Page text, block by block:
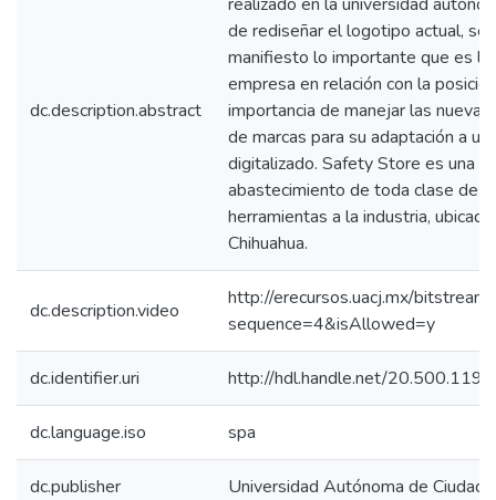
dc.description.abstract
de rediseñar el logotipo actual,
manifiesto lo importante que es
empresa en relación con la
importancia de manejar las
de marcas para su adaptación a
digitalizado. Safety Store es una
abastecimiento de toda clase de
herramientas a la industria,
Chihuahua.
dc.description.video
http://erecursos.uacj.mx/
sequence=4&isAllowed=y
dc.identifier.uri http://hdl.handle.net/
dc.language.iso spa
dc.publisher Universidad Autónoma de Ciudad